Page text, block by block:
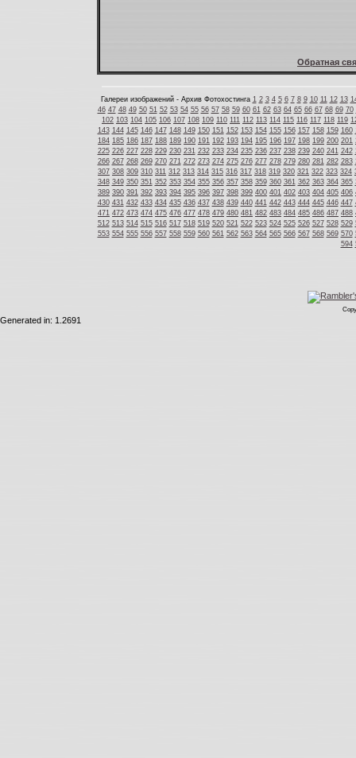
Обратная
Галереи изображений - Архив Фотохостинга 1 2 3 4 5 6 7 8 9 10 11 12 13
46 47 48 49 50 51 52 53 54 55 56 57 58 59 60 61 62 63 64 65 66 67 68 69 70
102 103 104 105 106 107 108 109 110 111 112 113 114 115 116 117 118 119
143 144 145 146 147 148 149 150 151 152 153 154 155 156 157 158 159 160
184 185 186 187 188 189 190 191 192 193 194 195 196 197 198 199 200 201
225 226 227 228 229 230 231 232 233 234 235 236 237 238 239 240 241 242
266 267 268 269 270 271 272 273 274 275 276 277 278 279 280 281 282 283
307 308 309 310 311 312 313 314 315 316 317 318 319 320 321 322 323 324
348 349 350 351 352 353 354 355 356 357 358 359 360 361 362 363 364 365
389 390 391 392 393 394 395 396 397 398 399 400 401 402 403 404 405 406
430 431 432 433 434 435 436 437 438 439 440 441 442 443 444 445 446 447
471 472 473 474 475 476 477 478 479 480 481 482 483 484 485 486 487 488
512 513 514 515 516 517 518 519 520 521 522 523 524 525 526 527 528 529
553 554 555 556 557 558 559 560 561 562 563 564 565 566 567 568 569 570
594
Generated in: 1.2691